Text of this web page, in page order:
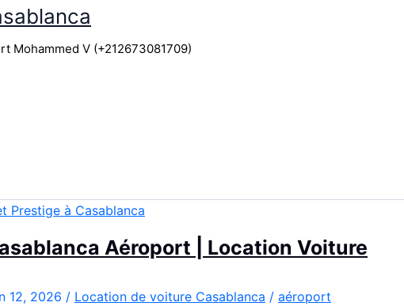
Mohammed V (+212673081709)
Aéroport | Location Voiture
12, 2026 / Location de voiture Casablanca / aéroport